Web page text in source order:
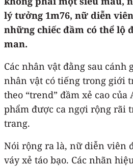
lý tưởng 1m76, nữ diễn
những chiếc đầm có thể lộ
man.
Các nhân vật đằng sau cánh
nhân vật có tiếng trong giới
theo “trend” đầm xẻ cao của
phẩm được ca ngợi rộng rãi
trang.
Nói rộng ra là, nữ diễn viên
váy xẻ táo bạo. Các nhãn